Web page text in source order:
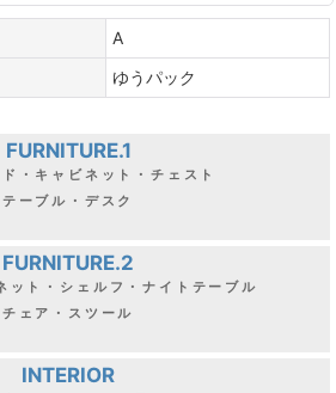
A
ゆうパック
FURNITURE.1
・キャビネット・チェスト
テーブル・デスク
FURNITURE.2
ット・シェルフ・ナイトテーブル
チェア・スツール
INTERIOR